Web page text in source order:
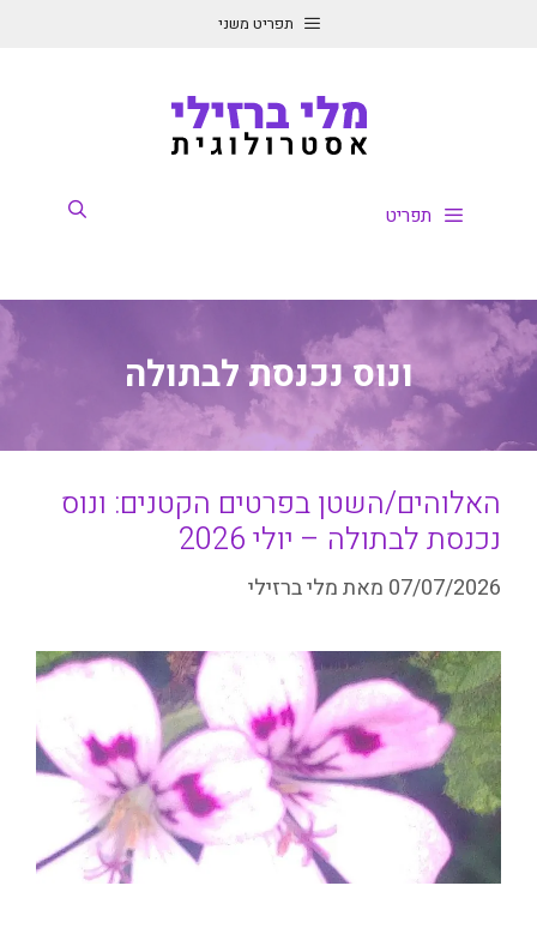
תפריט משני
תפריט
ונוס נכנסת לבתולה
האלוהים/השטן בפרטים הקטנים: ונוס
נכנסת לבתולה – יולי 2026
07/07/2026 מאתמלי ברזילי